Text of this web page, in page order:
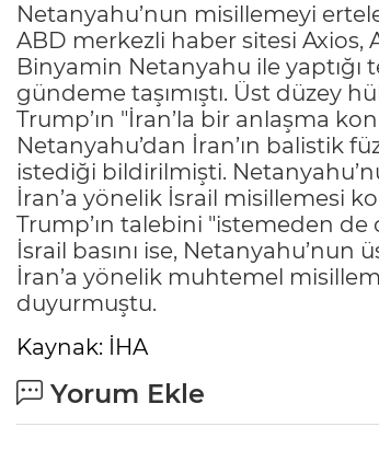
Netanyahu’nun misillemeyi
ABD merkezli haber sitesi Axios,
Binyamin Netanyahu ile
gündeme taşımıştı. Üst düzey
Trump’ın "İran’la bir anlaşma
Netanyahu’dan İran’ın balistik
istediği bildirilmişti.
İran’a yönelik İsrail misillemesi
Trump’ın talebini "istemeden
İsrail basını ise,
İran’a yönelik muhtemel
duyurmuştu.
Kaynak: İHA
Yorum Ekle